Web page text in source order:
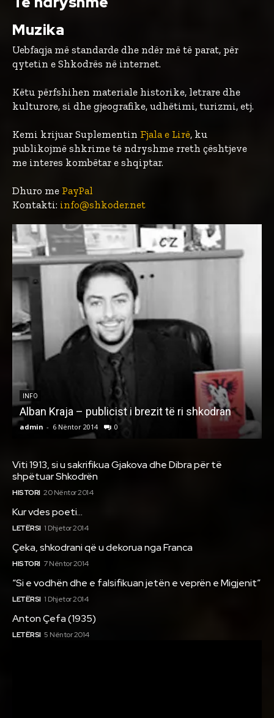
Muzika
Uebfaqja më standarde dhe ndër më të parat, për
qytetin e Shkodrës në internet.
Këtu përfshihen materiale historike, letrare dhe
kulturore, si dhe gjeografike, udhëtimi, turizmi, etj.
Kemi krijuar Suplementin Fjala e Lirë, ku
publikojmë shkrime të ndryshme rreth çështjeve
me interes kombëtar e shqiptar.
Dhuro me PayPal
Kontakti: info@shkoder.net
INFO
Alban Kraja – publicist i brezit të ri shkodran
admin - 6 Nëntor 2014 0
Viti 1913, si u sakrifikua Gjakova dhe Dibra për të
shpëtuar Shkodrën
HISTORI 20 Nëntor 2014
Kur vdes poeti…
LETËRSI 1 Dhjetor 2014
Çeka, shkodrani që u dekorua nga Franca
HISTORI 7 Nëntor 2014
“Si e vodhën dhe e falsifikuan jetën e veprën e Migjenit”
LETËRSI 1 Dhjetor 2014
Anton Çefa (1935)
LETËRSI 5 Nëntor 2014